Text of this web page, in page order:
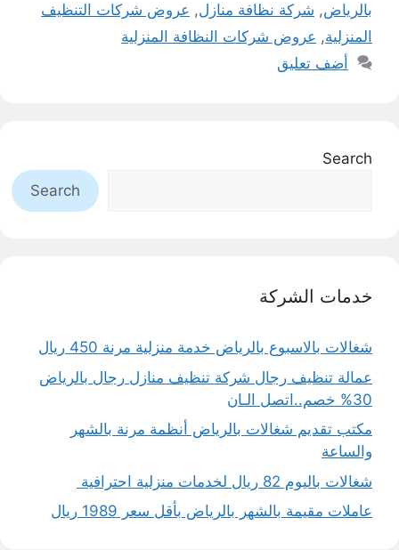
بالرياض, شركة نظافة منازل, عروض شركات التنظيف
المنزلية, عروض شركات النظافة المنزلية
أضف تعليق
Search
Search
خدمات الشركة
شغالات بالاسبوع بالرياض خدمة منزلية مرنة 450 ريال
عمالة تنظيف رجال شركة تنظيف منازل رجال بالرياض
30% خصم..اتصل الـان
مكتب تقديم شغالات بالرياض أنظمة مرنة بالشهر
والساعة
شغالات باليوم 82 ريال لخدمات منزلية احترافية
عاملات مقيمة بالشهر بالرياض بأقل سعر 1989 ريال